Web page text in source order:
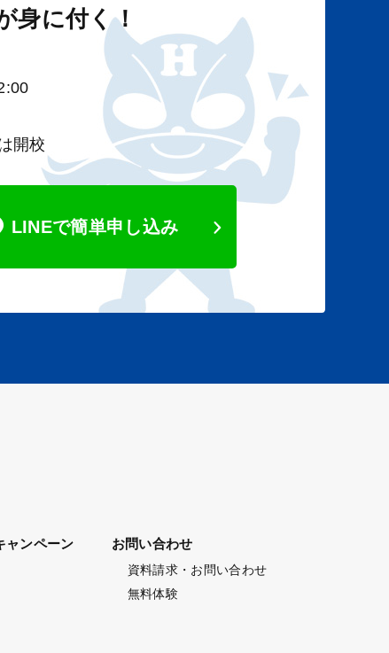
身に付く！
開校
LINEで簡単申し込み
ャンペーン お問い合わせ
資料請求・お問い合わせ
無料体験